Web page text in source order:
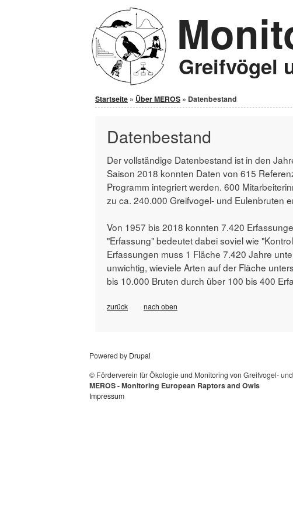
Greifvögel
Sie sind hier
Startseite » Über MEROS » Datenbestand
Datenbestand
Der vollständige Datenbestand ist in den
Saison 2018 konnten Daten von 615
Programm integriert werden. 600
zu ca. 240.000 Greifvogel- und Eulenbruten
Von 1957 bis 2018 konnten 7.420
"Erfassung" bedeutet dabei soviel wie
Erfassungen muss 1 Fläche 7.420 Jahre
unwichtig, wieviele Arten auf der Fläche
bis 10.000 Bruten durch über 100 bis 400
zurück nach oben
Powered by Drupal
© Förderverein für Ökologie und Monitoring von Greifvogel-
MEROS - Monitoring European Raptors and Owls
Impressum